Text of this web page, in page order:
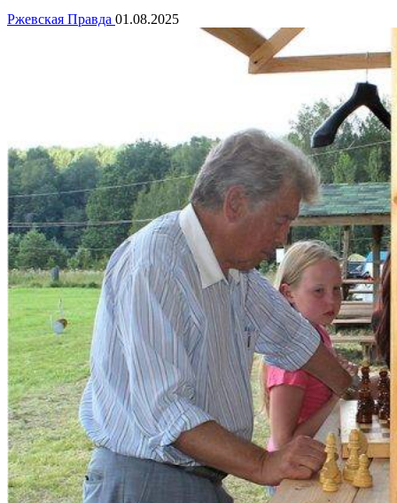
Ржевская Правда 01.08.2025